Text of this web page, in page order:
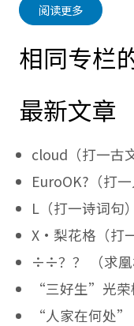
阅读更多
相同专栏
最新文章
cloud（打一古
EuroOK?（打一
L（打一诗词句）
X·梨花格（打
÷÷？？ （求凰
“三好生”光荣
“人家在何处”